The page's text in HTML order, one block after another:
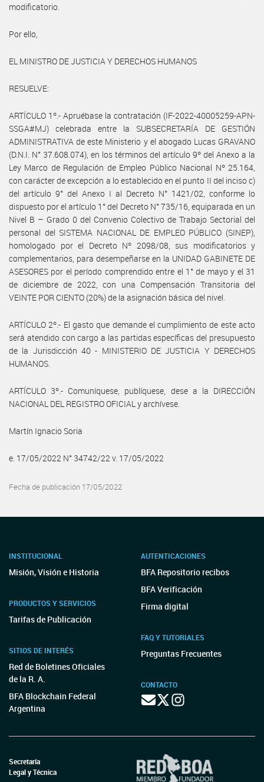
modificatorio.
Por ello,
EL MINISTRO DE JUSTICIA Y DERECHOS HUMANOS
RESUELVE:
ARTÍCULO 1º.- Apruébase la contratación (IF-2022-40005259-APN-
SSGA#MJ) celebrada entre la SUBSECRETARÍA DE GESTIÓN
ADMINISTRATIVA de este Ministerio y el abogado Lucas GRAVANO
(D.N.I. N° 37.608.074), en los términos del artículo 9º del Anexo a la
Ley Marco de Regulación de Empleo Público Nacional Nº 25.164,
con carácter de excepción a lo establecido en el punto II del inciso c)
del artículo 9° del Anexo I al Decreto N° 1421/02, conforme lo
dispuesto por el artículo 1° del Decreto N° 735/16, equiparada en un
Nivel B – Grado 0 del Convenio Colectivo de Trabajo Sectorial del
personal del SISTEMA NACIONAL DE EMPLEO PÚBLICO (SINEP),
homologado por el Decreto Nº 2098/08, sus modificatorios y
complementarios, para desempeñarse en la UNIDAD GABINETE DE
ASESORES por el período comprendido entre el 1° de mayo y el 31
de diciembre de 2022, con una Compensación Transitoria del
VEINTE POR CIENTO (20%) de la asignación básica del nivel.
ARTÍCULO 2º.- El gasto que demande el cumplimiento de este acto
será atendido con cargo a las partidas específicas del presupuesto
de la Jurisdicción 40 - MINISTERIO DE JUSTICIA Y DERECHOS
HUMANOS.
ARTÍCULO 3º.- Comuníquese, publíquese, dese a la DIRECCIÓN
NACIONAL DEL REGISTRO OFICIAL y archívese.
Martín Ignacio Soria
e. 17/05/2022 N° 34742/22 v. 17/05/2022
Fecha de publicación 17/05/2022
INSTITUCIONAL
Misión, Visión e Historia
PRODUCTOS Y SERVICIOS
Tarifas de Publicación
SITIOS DE INTERÉS
Red de Boletines Oficiales
de la R. A.
BFA Blockchain Federal
Argentina
AUTENTICACIONES
BFA Repositorio recibos
BFA Verificación
Firma digital
FAQ Y TUTORIALES
Preguntas Frecuentes
CONTACTO
Secretaría
Legal y Técnica